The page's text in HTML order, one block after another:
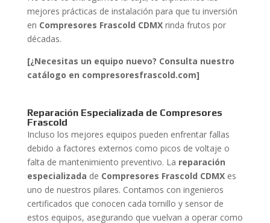
mejores prácticas de instalación para que tu inversión
en Compresores Frascold CDMXrinda frutos por
décadas.
[¿Necesitas un equipo nuevo? Consulta nuestro
catálogo en compresoresfrascold.com]
Reparación Especializada de Compresores
Frascold
Incluso los mejores equipos pueden enfrentar fallas
debido a factores externos como picos de voltaje o
falta de mantenimiento preventivo. La reparación
especializada de Compresores Frascold CDMXes
uno de nuestros pilares. Contamos con ingenieros
certificados que conocen cada tornillo y sensor de
estos equipos, asegurando que vuelvan a operar como